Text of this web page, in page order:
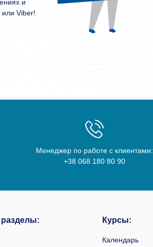
и
Viber!
Менеджер по работе с клиентами:
+38 068 180 80 90
Курсы:
Календарь